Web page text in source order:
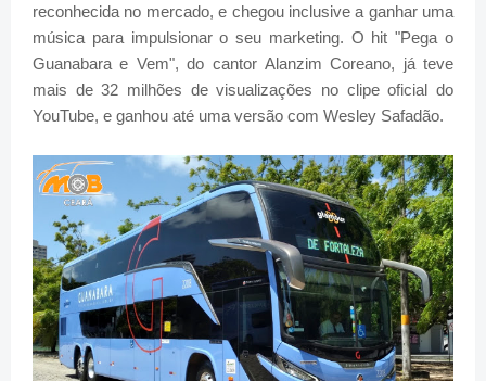
reconhecida no mercado, e chegou inclusive a ganhar uma
música para impulsionar o seu marketing. O hit "Pega o
Guanabara e Vem", do cantor Alanzim Coreano, já teve
mais de32 milhões de visualizações no clipe oficial do
YouTube, e ganhou até uma versão com Wesley Safadão.